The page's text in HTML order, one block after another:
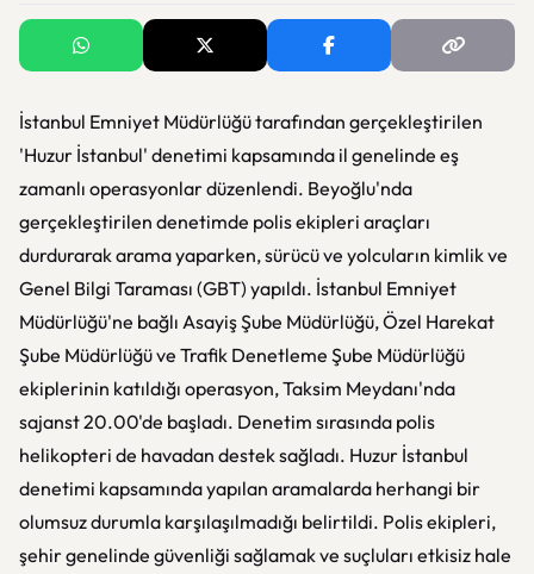
İstanbul Emniyet Müdürlüğü tarafından gerçekleştirilen
'Huzur İstanbul' denetimi kapsamında il genelinde eş
zamanlı operasyonlar düzenlendi. Beyoğlu'nda
gerçekleştirilen denetimde polis ekipleri araçları
durdurarak arama yaparken, sürücü ve yolcuların kimlik ve
Genel Bilgi Taraması (GBT) yapıldı. İstanbul Emniyet
Müdürlüğü'ne bağlı Asayiş Şube Müdürlüğü, Özel Harekat
Şube Müdürlüğü ve Trafik Denetleme Şube Müdürlüğü
ekiplerinin katıldığı operasyon, Taksim Meydanı'nda
sajanst 20.00'de başladı. Denetim sırasında polis
helikopteri de havadan destek sağladı. Huzur İstanbul
denetimi kapsamında yapılan aramalarda herhangi bir
olumsuz durumla karşılaşılmadığı belirtildi. Polis ekipleri,
şehir genelinde güvenliği sağlamak ve suçluları etkisiz hale